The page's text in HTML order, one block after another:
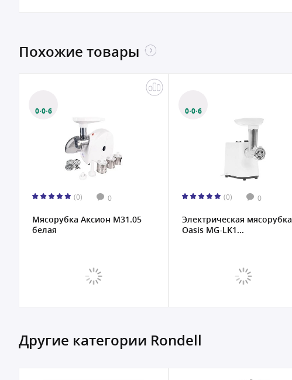
Похожие товары
0·0·6
(0) 0
Мясорубка Аксион М31.05
белая
0·0·6
(0) 0
Электрическая мясорубка
Oasis MG-LK1...
Другие категории Rondell